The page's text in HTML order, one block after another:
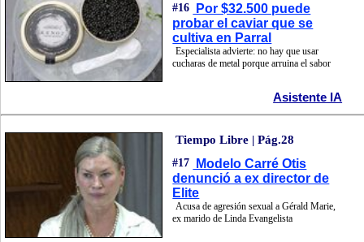
#16
Por $32.500 puede
probar el caviar que se
cultiva en Parral
Especialista advierte: no hay que usar
cucharas de metal porque arruina el sabor
Asistente IA
Tiempo Libre | Pág.28
#17
Modelo Carré Otis
denunció a ex director de
Elite
Acusa de agresión sexual a Gérald Marie,
ex marido de Linda Evangelista